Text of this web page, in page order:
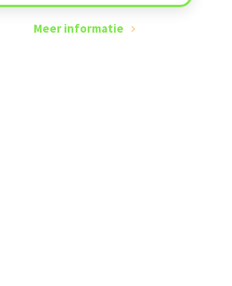
Meer informatie